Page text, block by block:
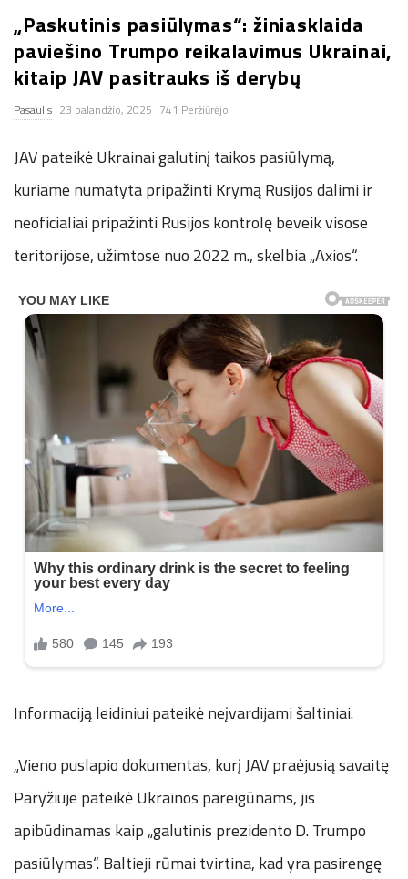
n
.
n
e
t
„Paskutinis pasiūlymas“: žiniasklaida
paviešino Trumpo reikalavimus Ukrainai,
kitaip JAV pasitrauks iš derybų
Pasaulis 23 balandžio, 2025 741 Peržiūrėjo
JAV pateikė Ukrainai galutinį taikos pasiūlymą,
kuriame numatyta pripažinti Krymą Rusijos dalimi ir
neoficialiai pripažinti Rusijos kontrolę beveik visose
teritorijose, užimtose nuo 2022 m., skelbia „Axios“.
Informaciją leidiniui pateikė neįvardijami šaltiniai.
„Vieno puslapio dokumentas, kurį JAV praėjusią savaitę
Paryžiuje pateikė Ukrainos pareigūnams, jis
apibūdinamas kaip „galutinis prezidento D. Trumpo
pasiūlymas“. Baltieji rūmai tvirtina, kad yra pasirengę